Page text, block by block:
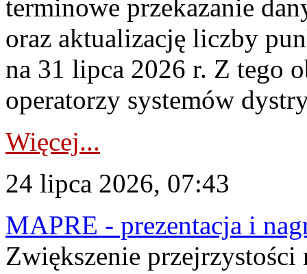
terminowe przekazanie
oraz aktualizację liczby
na 31 lipca 2026 r. Z tego
operatorzy systemów
Więcej...
24 lipca 2026, 07:43
MAPRE - prezentacja i
Zwiększenie